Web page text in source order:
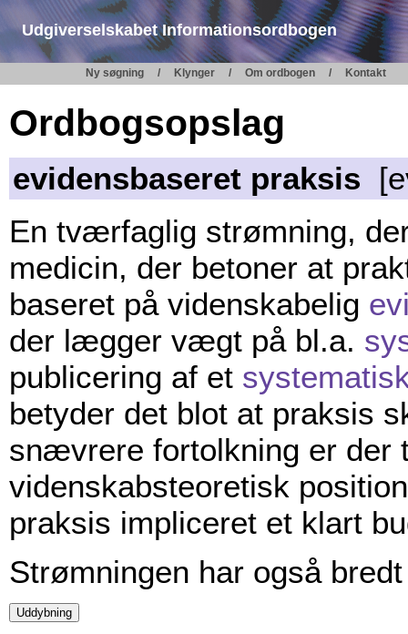
Udgiverselskabet Informationsordbogen
Ny søgning Klynger Om ordbogen Kontakt
Ordbogsopslag
evidensbaseret praksis
En tværfaglig strømning,
medicin, der betoner at
baseret på videnskabelig
der lægger vægt på bl.a.
publicering af et
betyder det blot at praksis
snævrere fortolkning er der
videnskabsteoretisk
praksis impliceret et klart
Strømningen har også